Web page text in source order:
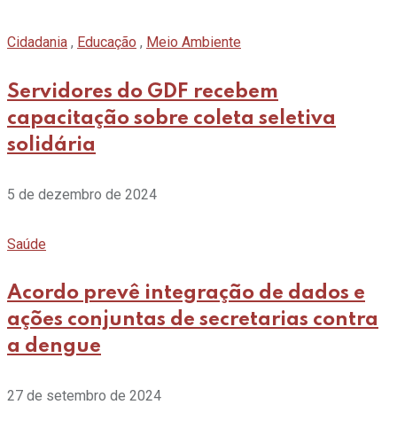
Cidadania , Educação , Meio Ambiente
Servidores do GDF recebem
capacitação sobre coleta seletiva
solidária
5 de dezembro de 2024
Saúde
Acordo prevê integração de dados e
ações conjuntas de secretarias contra
a dengue
27 de setembro de 2024